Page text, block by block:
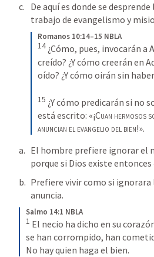
De aquí es donde se
trabajo de evangelismo y
Romanos 10:14–15 NBLA
14 ¿Cómo, pues, invocarán a
creído? ¿Y cómo creerán en
oído? ¿Y cómo oirán sin
15 ¿Y cómo predicarán si no
está escrito: «¡Cuan hermosos
anuncian el evangelio del bien!».
El hombre prefiere ignorar el
porque si Dios existe
Prefiere vivir como si ignorara
anuncia.
Salmo 14:1 NBLA
1 El necio ha dicho en su
se han corrompido, han
No hay quien haga el bien.